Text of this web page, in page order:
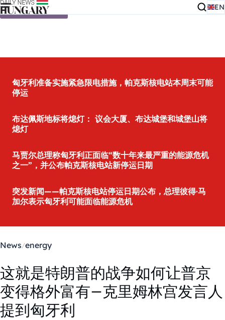
Skip to content EN
匈牙利准备实施紧急限电措施，帕克斯核电站本周末可能
停运
布达佩斯地标将熄灯： 议会大厦、布达城堡和城堡山将
熄灯
马贾尔总理称匈牙利正面临“数十年来最严重的能源危机
之一”，并公布帕克斯核电站新停运日期
突发新闻——帕克斯核电站停运日期公布，总理彼得·马
加尔表示匈牙利可能面临能源危机
News energy
这就是特朗普的战争如何让普京
变得格外富有–克里姆林宫发言人
提到匈牙利